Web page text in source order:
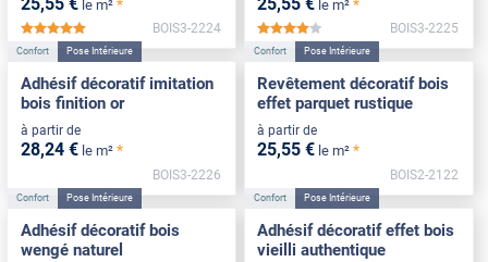
le m² *
*****
BOIS3-2224
le m² *
*****
BOIS3-2225
Confort Pose Intérieure
Adhésif décoratif imitation
bois finition or
à partir de
28,24 € le m² *
BOIS3-2226
Confort Pose Intérieure
Revêtement décoratif bois
effet parquet rustique
à partir de
25,55 € le m² *
BOIS2-2122
Confort Pose Intérieure
Adhésif décoratif bois
wengé naturel
Confort Pose Intérieure
Adhésif décoratif effet bois
vieilli authentique